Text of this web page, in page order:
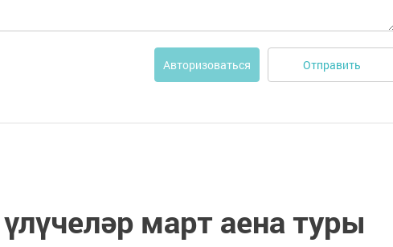
Авторизоваться Отправить
март аена туры